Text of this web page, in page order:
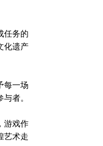
任务的
化遗产
每一场
者。
游戏作
艺术走